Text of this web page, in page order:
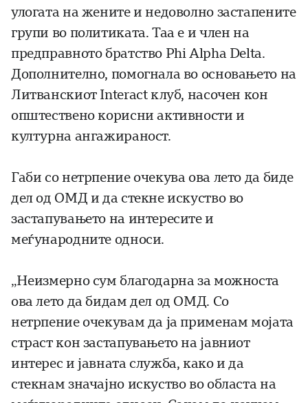
улогата на жените и недоволно застапените
групи во политиката. Таа е и член на
предправното братство Phi Alpha Delta.
Дополнително, помогнала во основањето на
Литванскиот Interact клуб, насочен кон
општествено корисни активности и
културна ангажираност.
Габи со нетрпение очекува ова лето да биде
дел од ОМД и да стекне искуство во
застапувањето на интересите и
меѓународните односи.
„Неизмерно сум благодарна за можноста
ова лето да бидам дел од ОМД. Со
нетрпение очекувам да ја применам мојата
страст кон застапувањето на јавниот
интерес и јавната служба, како и да
стекнам значајно искуство во областа на